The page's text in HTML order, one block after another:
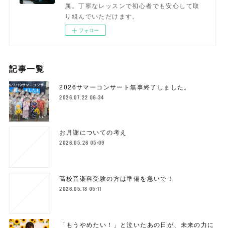
属。丁寧なレッスンで初心者でも安心して取
り組んでいただけます。
フォロー
記事一覧
2026サマーコンサート無事終了しました。
2026.07.22 06:34
お月謝についての考え
2026.05.26 05:09
高校音楽科受験の方は準備を急いで！
2026.05.18 05:11
「もうやめたい！」と泣いたあの日が、未来の力に